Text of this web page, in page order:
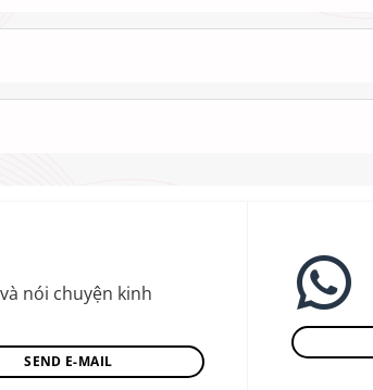
nói chuyện kinh
SEND E-MAIL